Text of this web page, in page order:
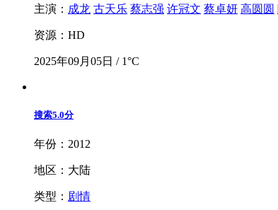
主演： 成龙 古天乐 蔡志强 许冠文 蔡卓妍 高圆圆
资源：HD
2025年09月05日 / 1°C
搜索5.0分
年份：2012
地区：大陆
类型： 剧情